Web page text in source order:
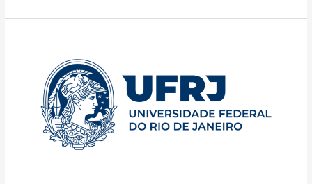
distinção
expediente
serviço